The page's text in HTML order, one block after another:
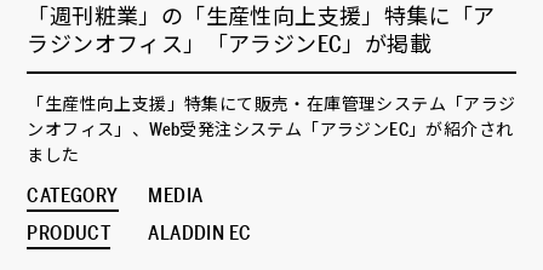
「週刊粧業」の「生産性向上支援」特集に「ア
ラジンオフィス」「アラジンEC」が掲載
「生産性向上支援」特集にて販売・在庫管理システム「アラジ
ンオフィス」、Web受発注システム「アラジンEC」が紹介され
ました
CATEGORY
MEDIA
PRODUCT
ALADDIN EC